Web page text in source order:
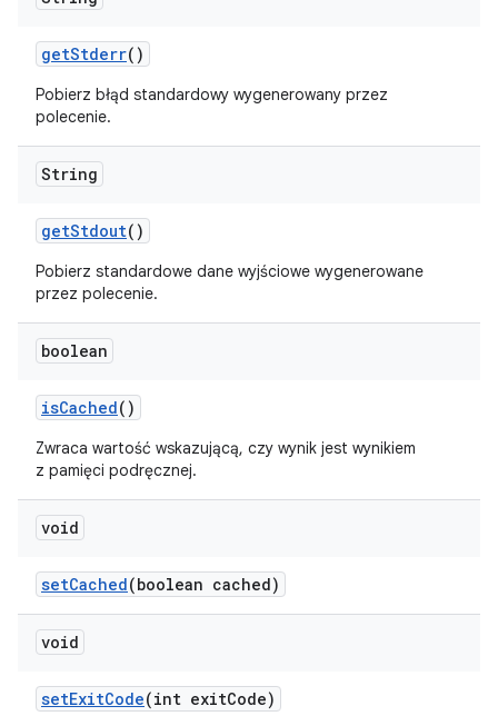
getStderr()
Pobierz błąd standardowy wygenerowany przez
polecenie.
String
getStdout()
Pobierz standardowe dane wyjściowe wygenerowane
przez polecenie.
boolean
isCached()
Zwraca wartość wskazującą, czy wynik jest wynikiem
z pamięci podręcznej.
void
setCached(boolean cached)
void
setExitCode(int exitCode)